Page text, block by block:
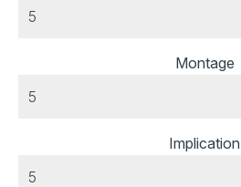
Montage
Implication